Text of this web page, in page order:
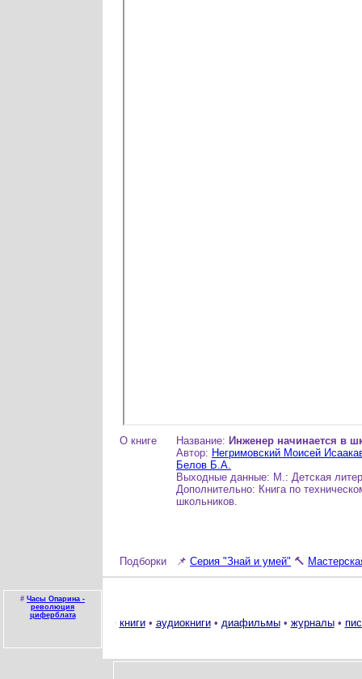
О книге Название: Инженер начинается в
Автор: Негримовский Моисей
Белов Б.А.
Выходные данные: М.: Детская
Дополнительно: Книга по
школьников.
Подборки 📌 Серия "Знай и умей" 🔨
# Часы Опарина -
революция
циферблата
книги• аудиокниги• диафильмы• журналы•